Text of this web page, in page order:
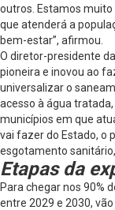
outros. Estamos
que atenderá a
bem-estar”, afirmou.
O diretor-presidente da
pioneira e inovou ao
universalizar o
acesso à água
municípios em que
vai fazer do Estado, o
esgotamento
Etapas da
Para chegar nos 90%
entre 2029 e 2030,